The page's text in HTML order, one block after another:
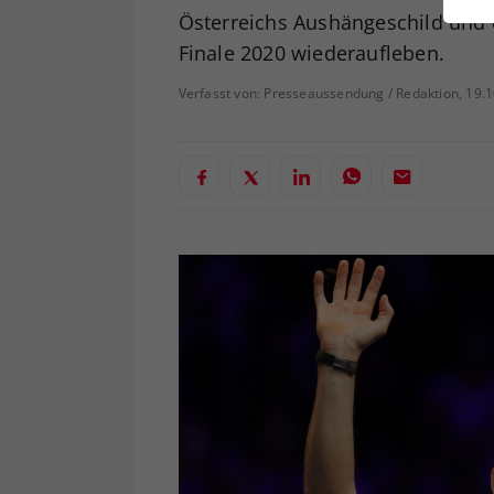
Österreichs Aushängeschild
Finale 2020 wiederaufleben.
Verfasst von: Presseaussendung / Redaktion,